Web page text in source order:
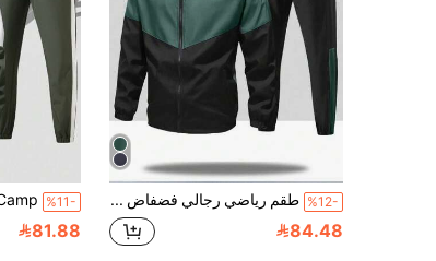
%12- طقم رياضي رجالي فضفاض بتصميم لوحات ملونة، جاكيت وبنطلون
84.48
%11-
81.88